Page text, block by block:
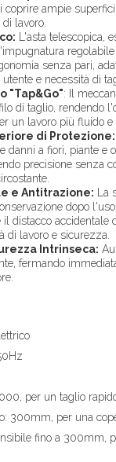
ampie
lavoro.
L'asta telescopica,
regolabile
senza pari,
e necessità di
"Tap&Go": Il
di taglio, rendendo
un lavoro più fluido e
di Protezione:
danni a fiori, piante e
precisione senza
e Antitrazione: La
dopo
distacco accidentale
di lavoro e sicurezza.
Intrinseca:
fermando
per un taglio
: 300mm, per una
fino a 300mm,